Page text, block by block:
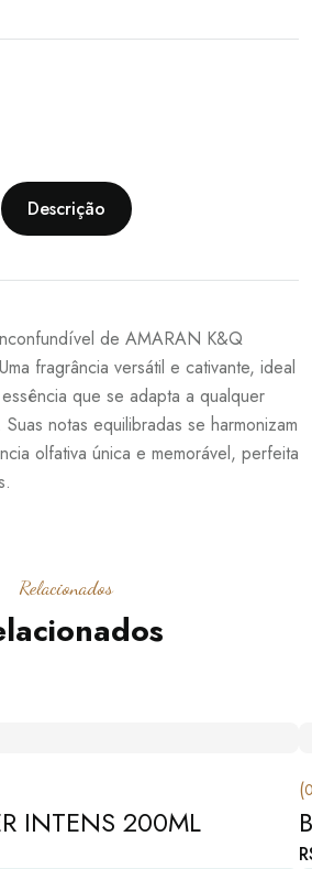
Descrição
de AMARAN K&Q
fragrância versátil e cativante, ideal
que se adapta a qualquer
notas equilibradas se harmonizam
olfativa única e memorável, perfeita
Relacionados
INTENS 200ML
(